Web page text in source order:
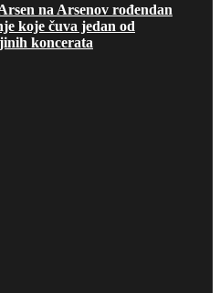
na Arsenov rođendan
koje čuva jedan od
koncerata